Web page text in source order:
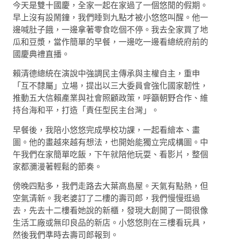
今天是雙十國慶，全家一起在家過了一個悠閒的假期。
早上沒有設鬧鐘，我們睡到九點才被小悠悠叫醒。他一
邊喊肚子餓，一邊拿著零食吃個不停。我去全家買了地
瓜和豆漿，當作簡單的早餐，一邊吃一邊看總統府前的
國慶典禮直播。
賴清德總統在演說中強調民主傳承與主權自主，重申
「互不隸屬」立場，提出以三大委員會強化國家韌性，
推動五大信賴產業與社會照顧政策，呼籲朝野合作、維
持台海和平，打造「責任型民主台灣」。
早餐後，我陪小悠悠完成學校功課，一起看繪本、畫
圖。他的畫越來越有想法，也開始能獨立完成構圖。中
午我們在家簡單吃飯，下午就陪他玩耍、看影片，整個
家都瀰漫著輕鬆的節奏。
傍晚四點多，我們走路去大葉高島屋。天氣有點熱，但
空氣清新。我老婆訂了二樓的壽司郎，我們慢慢逛過
去，先去十二樓看她說的新櫃，發現大創開了一間很像
生活工廠或無印良品的新店。小悠悠則在三樓看玩具，
然後我們準時去壽司郎報到。